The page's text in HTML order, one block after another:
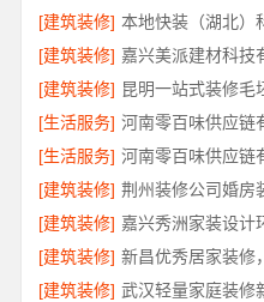
[建筑装修]
[建筑装修]
[建筑装修]
[生活服务]
[生活服务]
[建筑装修]
[建筑装修]
[建筑装修]
[建筑装修]